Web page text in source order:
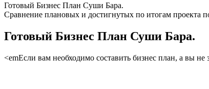
Готовый Бизнес План Суши Бара.
Сравнение плановых и достигнутых по итогам проекта
Готовый Бизнес План Суши Бара.
<emЕсли вам необходимо составить бизнес план, а вы